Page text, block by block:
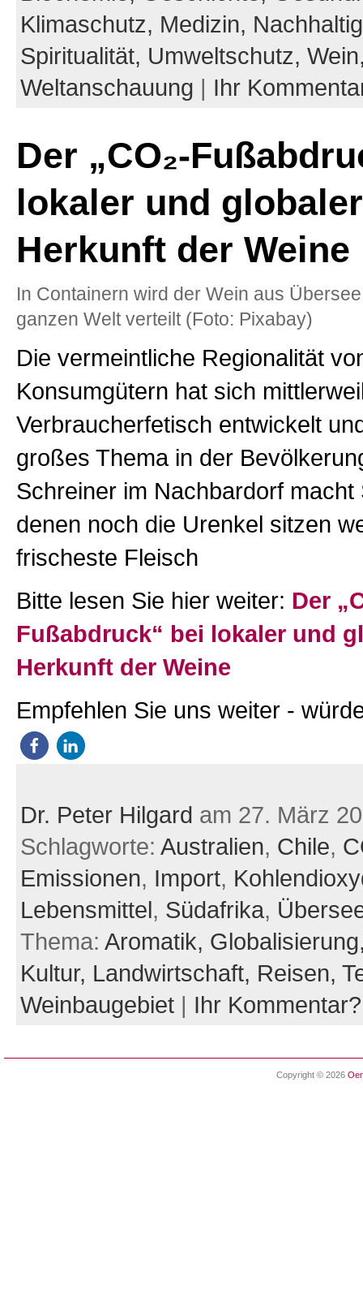
Klimaschutz, Medizin,
Spiritualität, Umweltschutz,
Weltanschauung
Ihr
Der „CO₂-
lokaler und globaler
Herkunft der Weine
In Containern wird der Wein aus
ganzen Welt verteilt (Foto: Pixabay)
Die vermeintliche Regionalität
Konsumgütern hat sich
Verbraucherfetisch entwickelt
großes Thema in der
Schreiner im Nachbardorf macht
denen noch die Urenkel sitzen
frischeste Fleisch
Bitte lesen Sie hier weiter: Der
Fußabdruck“ bei lokaler und
Herkunft der Weine
Empfehlen Sie uns weiter -
Dr. Peter Hilgard am 27. März
Schlagworte: Australien, Chile,
Emissionen, Import,
Lebensmittel, Südafrika,
Thema: Aromatik,
Kultur, Landwirtschaft, Reisen,
Weinbaugebiet| Ihr Kommentar?
Copyright © 2026